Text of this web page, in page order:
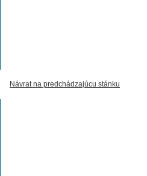
Návrat na predchádzajúcu stánku